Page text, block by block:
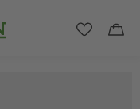
Carlsen